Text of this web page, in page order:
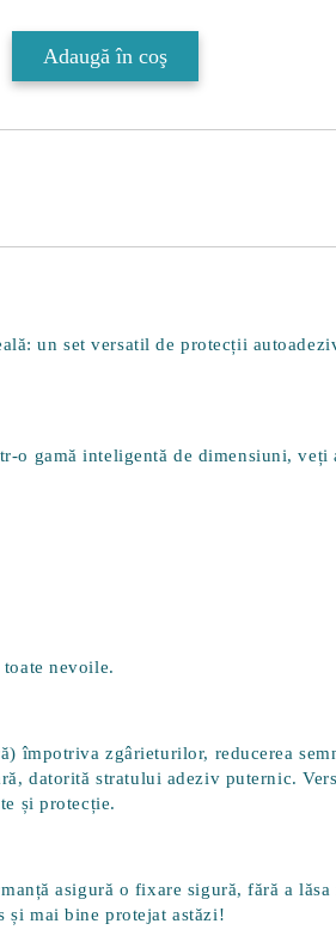
un set versatil de protecții
o gamă inteligentă de dimensiuni, veți
nevoile.
împotriva zgârieturilor, reducerea
, datorită stratului adeziv puternic.
și protecție.
asigură o fixare sigură, fără a
și mai bine protejat astăzi!